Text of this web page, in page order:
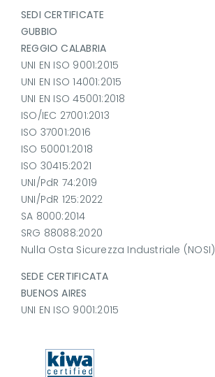
SEDI CERTIFICATE
GUBBIO
REGGIO CALABRIA
UNI EN ISO 9001:2015
UNI EN ISO 14001:2015
UNI EN ISO 45001:2018
ISO/IEC 27001:2013
ISO 37001:2016
ISO 50001:2018
ISO 30415:2021
UNI/PdR 74:2019
UNI/PdR 125:2022
SA 8000:2014
SRG 88088:2020
Nulla Osta Sicurezza Industriale (NOSI)
SEDE CERTIFICATA
BUENOS AIRES
UNI EN ISO 9001:2015